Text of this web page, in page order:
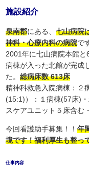
施設紹介
泉南郡にある、七山病院
神科・心療内科の病院で
2001年に七山病院本館
病棟が入った北館が完成
た。総病床数 613床
精神科救急入院病棟：２
(15:1)）：１病棟(57床)
スケアユニット５床含む
今回看護助手募集！！年
境です！福利厚生も整っ
仕事内容